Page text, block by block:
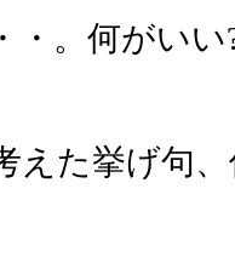
・。何がいい
えた挙げ句